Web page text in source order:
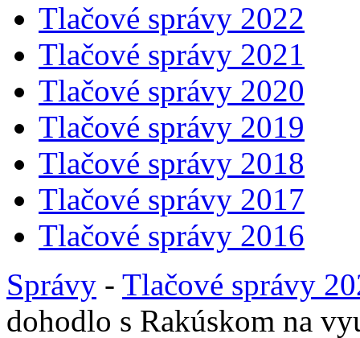
Tlačové správy 2022
Tlačové správy 2021
Tlačové správy 2020
Tlačové správy 2019
Tlačové správy 2018
Tlačové správy 2017
Tlačové správy 2016
Správy - Tlačové správy
dohodlo s Rakúskom na